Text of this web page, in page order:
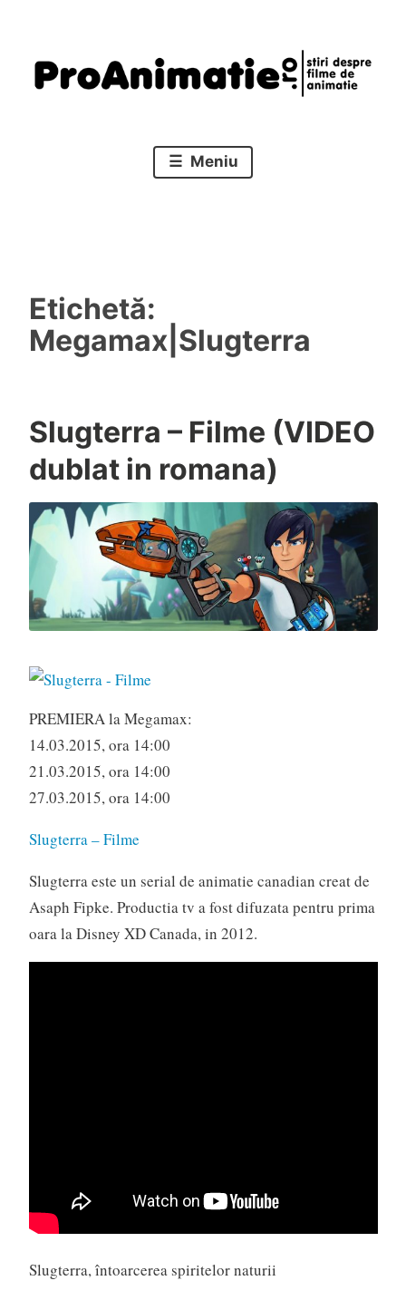
conținut
Proanimatie
Meniu
Etichetă:
Megamax|Slugterra
Slugterra – Filme (VIDEO
dublat in romana)
PREMIERA la Megamax:
14.03.2015, ora 14:00
21.03.2015, ora 14:00
27.03.2015, ora 14:00
Slugterra – Filme
Slugterra este un serial de animatie canadian creat de
Asaph Fipke. Productia tv a fost difuzata pentru prima
oara la Disney XD Canada, in 2012.
Slugterra, întoarcerea spiritelor naturii